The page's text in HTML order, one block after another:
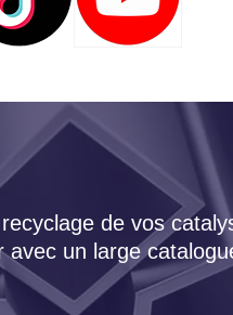
de vos
un large